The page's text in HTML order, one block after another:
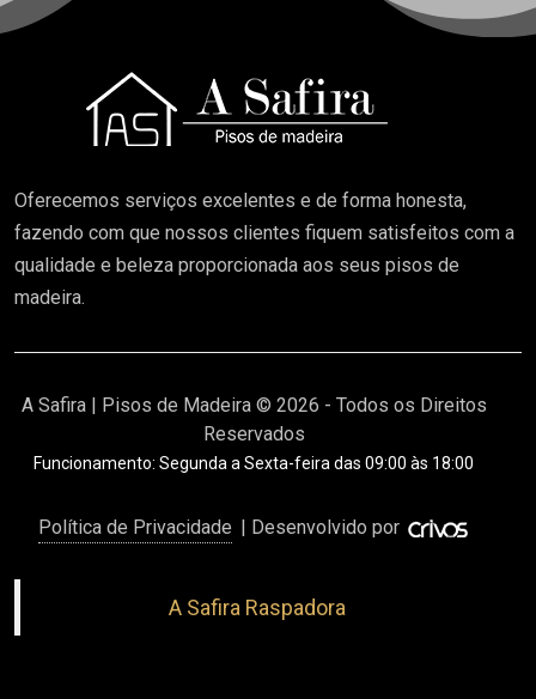
Oferecemos serviços excelentes e de forma honesta,
fazendo com que nossos clientes fiquem satisfeitos com a
qualidade e beleza proporcionada aos seus pisos de
madeira.
A Safira | Pisos de Madeira © 2026 - Todos os Direitos
Reservados
Funcionamento: Segunda a Sexta-feira das 09:00 às 18:00
Política de Privacidade | Desenvolvido por
A Safira Raspadora